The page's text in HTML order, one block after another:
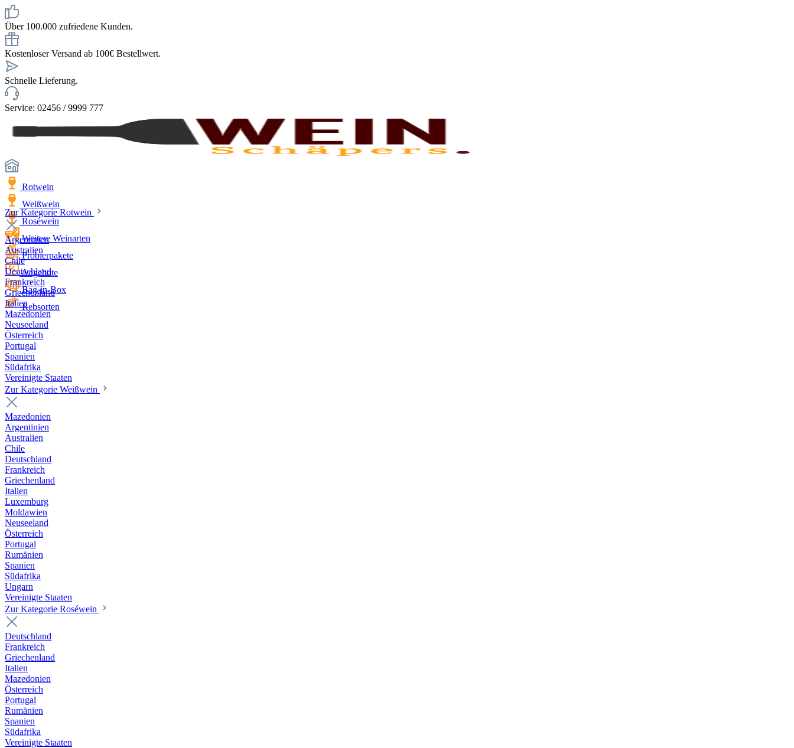
Über 100.000 zufriedene Kunden.
Kostenloser Versand ab 100€ Bestellwert.
Schnelle Lieferung.
Service: 02456 / 9999 777
Rotwein
Weißwein
Roséwein
Weitere Weinarten
Probierpakete
Angebote
Bag-in-Box
Rebsorten
Zur Kategorie Rotwein
Argentinien
Australien
Chile
Deutschland
Frankreich
Griechenland
Italien
Mazedonien
Neuseeland
Österreich
Portugal
Spanien
Südafrika
Vereinigte Staaten
Zur Kategorie Weißwein
Mazedonien
Argentinien
Australien
Chile
Deutschland
Frankreich
Griechenland
Italien
Luxemburg
Moldawien
Neuseeland
Österreich
Portugal
Rumänien
Spanien
Südafrika
Ungarn
Vereinigte Staaten
Zur Kategorie Roséwein
Deutschland
Frankreich
Griechenland
Italien
Mazedonien
Österreich
Portugal
Rumänien
Spanien
Südafrika
Vereinigte Staaten